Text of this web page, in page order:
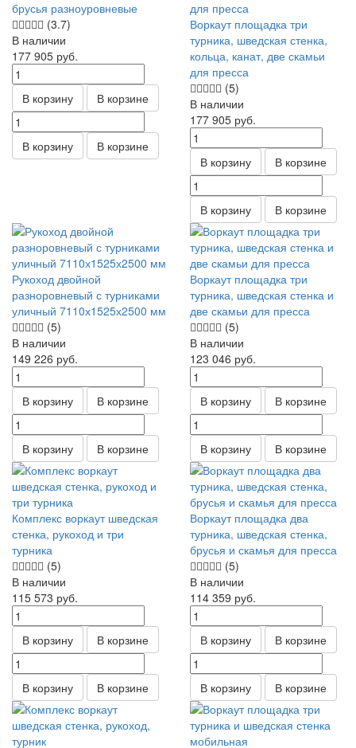
брусья разноуровневые
(3.7)
В наличии
177 905 руб.
В корзину В корзине
В корзину В корзине
Воркаут площадка три
турника, шведская стенка,
кольца, канат, две скамьи
для пресса
(5)
В наличии
177 905 руб.
В корзину В корзине
В корзину В корзине
Рукоход двойной
разноровневый с турниками
уличный 7110х1525х2500 мм
(5)
В наличии
149 226 руб.
В корзину В корзине
В корзину В корзине
Воркаут площадка три
турника, шведская стенка и
две скамьи для пресса
(5)
В наличии
123 046 руб.
В корзину В корзине
В корзину В корзине
Комплекс воркаут шведская
стенка, рукоход и три
турника
(5)
В наличии
115 573 руб.
В корзину В корзине
В корзину В корзине
Воркаут площадка два
турника, шведская стенка,
брусья и скамья для пресса
(5)
В наличии
114 359 руб.
В корзину В корзине
В корзину В корзине